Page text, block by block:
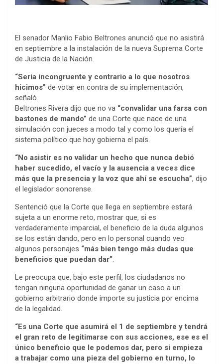
El senador Manlio Fabio Beltrones anunció que no asistirá
en septiembre a la instalación de la nueva Suprema Corte
de Justicia de la Nación.
“Seria incongruente y contrario a lo que nosotros
hicimos” de votar en contra de su implementación,
señaló.
Beltrones Rivera dijo que no va “convalidar una farsa con
bastones de mando” de una Corte que nace de una
simulación con jueces a modo tal y como los quería el
sistema político que hoy gobierna el país.
“No asistir es no validar un hecho que nunca debió
haber sucedido, el vacío y la ausencia a veces dice
más que la presencia y la voz que ahí se escucha”, dijo
el legislador sonorense.
Sentenció que la Corte que llega en septiembre estará
sujeta a un enorme reto, mostrar que, si es
verdaderamente imparcial, el beneficio de la duda algunos
se los están dando, pero en lo personal cuando veo
algunos personajes “más bien tengo más dudas que
beneficios que puedan dar”.
Le preocupa que, bajo este perfil, los ciudadanos no
tengan ninguna oportunidad de ganar un caso a un
gobierno arbitrario donde importe su justicia por encima
de la legalidad.
“Es una Corte que asumirá el 1 de septiembre y tendrá
el gran reto de legitimarse con sus acciones, ese es el
único beneficio que le podemos dar, pero si empieza
a trabajar como una pieza del gobierno en turno, lo